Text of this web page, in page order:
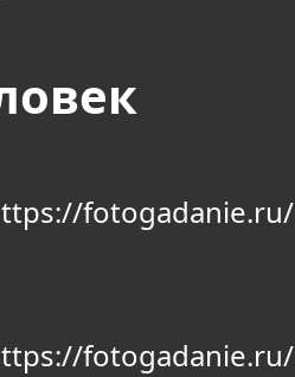
fotogadanie.ru/
fotogadanie.ru/